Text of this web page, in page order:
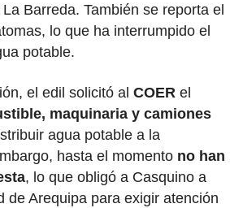
Barreda. También se reporta el
lo que ha interrumpido el
potable.
el edil solicitó al COER el
maquinaria y camiones
agua potable a la
hasta el momento no han
, lo que obligó a Casquino a
de Arequipa para exigir atención